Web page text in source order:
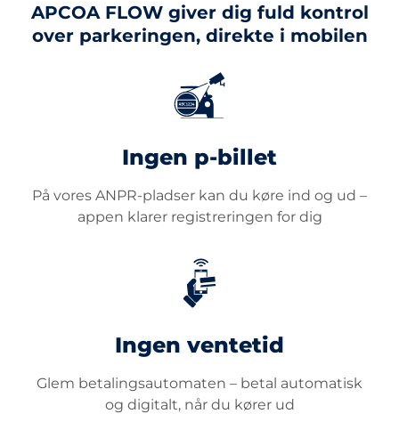
APCOA FLOW giver dig fuld kontrol
over parkeringen, direkte i mobilen
Ingen p-billet
På vores ANPR-pladser kan du køre ind og ud –
appen klarer registreringen for dig
Ingen ventetid
Glem betalingsautomaten – betal automatisk
og digitalt, når du kører ud